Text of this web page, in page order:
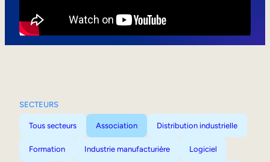
SECTEURS
Tous secteurs Association Distribution industrielle
Formation Industrie manufacturière Logiciel